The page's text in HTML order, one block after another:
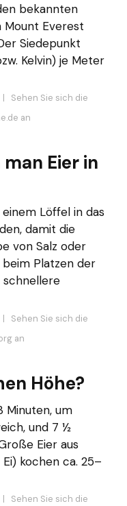
bekannten
Mount Everest
Siedepunkt
Kelvin) je Meter
| Sehen Sie sich die
an
Eier in
Löffel in das
damit die
von Salz oder
beim Platzen der
schnellere
| Sehen Sie sich die
an
Höhe?
Minuten, um
und 7 ½
Eier aus
kochen ca. 25–
| Sehen Sie sich die